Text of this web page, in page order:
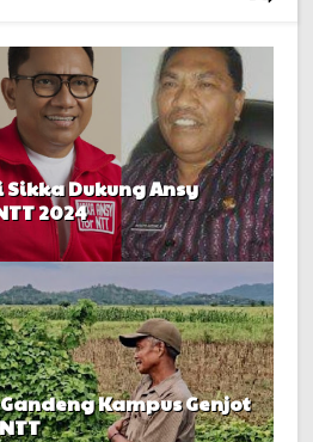
Dukung Ansy
2024
Kampus Genjot